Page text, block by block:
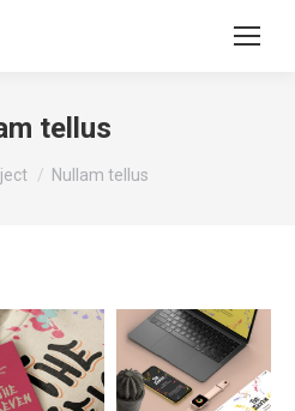
tellus
Nullam tellus